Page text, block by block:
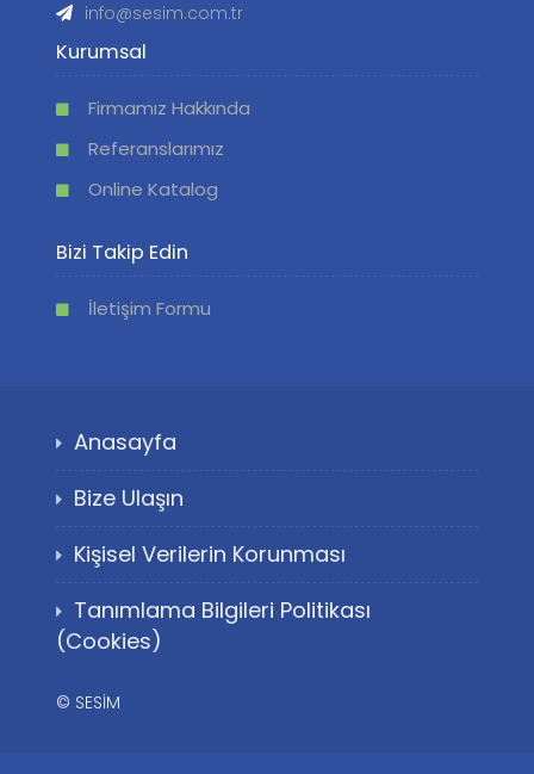
info@sesim.com.tr
Kurumsal
Firmamız Hakkında
Referanslarımız
Online Katalog
Bizi Takip Edin
İletişim Formu
Anasayfa
Bize Ulaşın
Kişisel Verilerin Korunması
Tanımlama Bilgileri Politikası
(Cookies)
© SESİM